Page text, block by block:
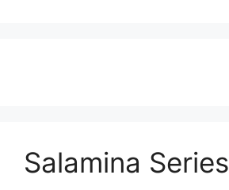
Salamina Series